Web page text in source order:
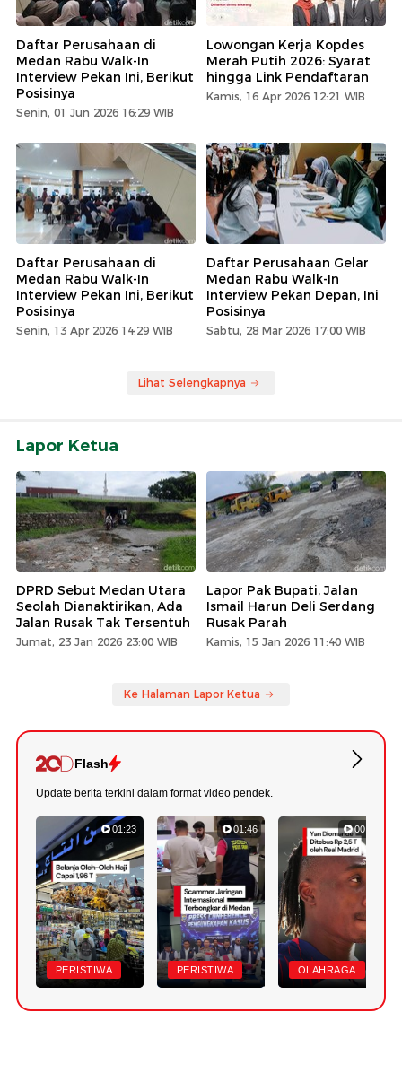
Daftar Perusahaan di
Medan Rabu Walk-In
Interview Pekan Ini, Berikut
Posisinya
Senin, 01 Jun 2026 16:29 WIB
Lowongan Kerja Kopdes
Merah Putih 2026: Syarat
hingga Link Pendaftaran
Kamis, 16 Apr 2026 12:21 WIB
Daftar Perusahaan di
Medan Rabu Walk-In
Interview Pekan Ini, Berikut
Posisinya
Senin, 13 Apr 2026 14:29 WIB
Daftar Perusahaan Gelar
Medan Rabu Walk-In
Interview Pekan Depan, Ini
Posisinya
Sabtu, 28 Mar 2026 17:00 WIB
Lihat Selengkapnya
Lapor Ketua
DPRD Sebut Medan Utara
Seolah Dianaktirikan, Ada
Jalan Rusak Tak Tersentuh
Jumat, 23 Jan 2026 23:00 WIB
Lapor Pak Bupati, Jalan
Ismail Harun Deli Serdang
Rusak Parah
Kamis, 15 Jan 2026 11:40 WIB
Ke Halaman Lapor Ketua
Flash
Update berita terkini dalam format video pendek.
01:23
PERISTIWA
01:46
PERISTIWA
00:43
OLAHRAGA